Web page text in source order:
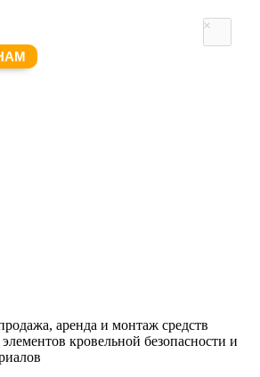
аренда и монтаж средств
кровельной безопасности и
×